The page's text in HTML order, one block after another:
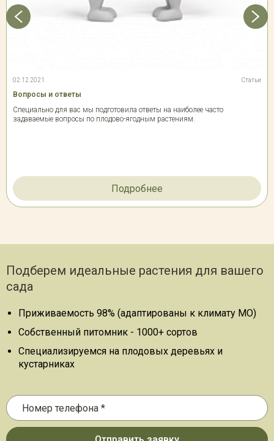
02.12.2021 Статьи
Вопросы и ответы
Специально для вас мы подготовила ответы на наиболее часто
задаваемые вопросы по плодово-ягодным растениям.
Подробнее
Подберем идеальные растения для вашего
сада
Приживаемость 98% (адаптированы к климату МО)
Собственный питомник - 1000+ сортов
Специализируемся на плодовых деревьях и
кустарниках